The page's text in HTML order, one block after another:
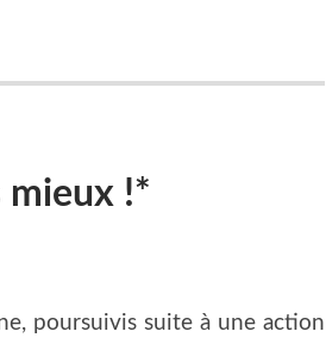
mieux !*
poursuivis suite à une action